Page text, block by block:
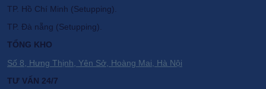
TP. Hồ Chí Minh (Setupping).
TP. Đà nẵng (Setupping).
TỔNG KHO
Số 8, Hưng Thịnh, Yên Sở, Hoàng Mai, Hà Nội
TƯ VẤN 24/7